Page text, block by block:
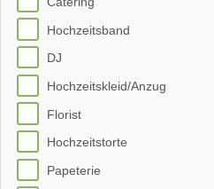
Hochzeitsband
DJ
Hochzeitskleid/Anzug
Florist
Hochzeitstorte
Papeterie